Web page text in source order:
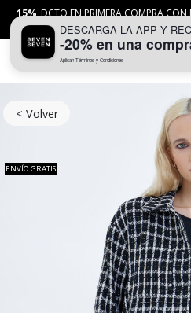
15% DCTO EN PRIMERA COMPRA
APLICAN
< Volver
ENVÍO GRATIS
DESCARGA LA APP Y
-20% en una
Aplican Términos y Condiciones